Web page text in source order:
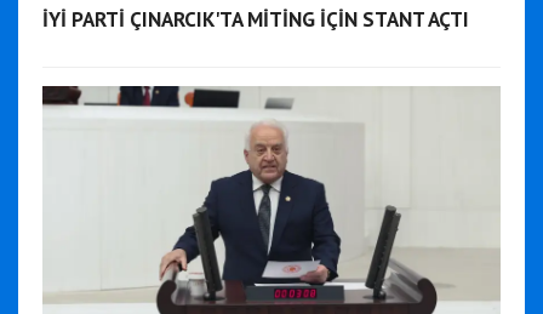
İYİ PARTİ ÇINARCIK'TA MİTİNG İÇİN STANT AÇTI